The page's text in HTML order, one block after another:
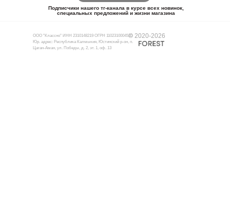
Подписчики нашего тг-канала в курсе всех новинок,
специальных предложений и жизни магазина
© 2020-2026
ООО "Классно" ИНН 2310148219 ОГРН 1102310004510
Юр. адрес: Республика Калмыкия, Юстинский р-он, п.
Цаган-Аман, ул. Победы, д. 2, эт. 1, оф. 13